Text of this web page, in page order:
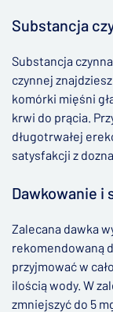
Substancja
Substancja
czynnej
komórki mięśni
krwi do prącia.
długotrwałej
satysfakcji z
Dawkowanie i
Zalecana dawka
rekomendowaną
przyjmować w
ilością wody. W
zmniejszyć do 5